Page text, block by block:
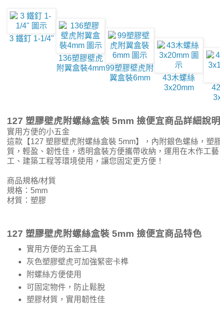
3 鐵釘 1-1/4"
136塑膠壁虎
附翼盒裝4mm99塑膠壁虎附
翼盒裝6mm
43木螺絲
3x20mm
127 塑膠壁虎附螺絲盒裝 5mm 撿便宜商品詳細說明
實用方便的小五金
這款【127 塑膠壁虎附螺絲盒裝 5mm】，內附銀色螺絲，塑
質，輕盈、韌性佳，透明盒裝方便攜帶收納，運用在木作工
工、建築工程等環境使用，讓您固定更方便！
商品規格/材質
規格：5mm
材質：塑膠
127 塑膠壁虎附螺絲盒裝 5mm 撿便宜商品特色
實用方便的五金工具
灰色塑膠壁虎可加強緊密卡榫
附螺絲方便使用
可固定物件，防止鬆脫
塑膠材質，實用韌性佳